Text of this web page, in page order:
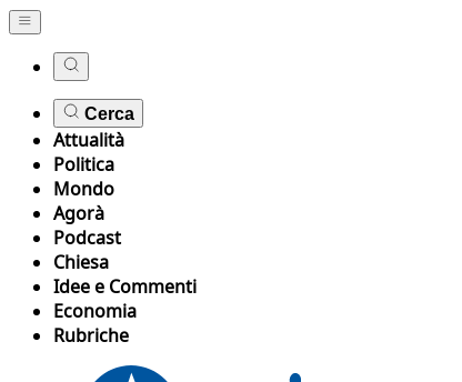
Cerca
Attualità
Politica
Mondo
Agorà
Podcast
Chiesa
Idee e Commenti
Economia
Rubriche